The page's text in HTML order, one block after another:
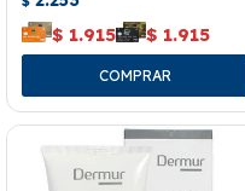
$ 1.915 $ 1.915